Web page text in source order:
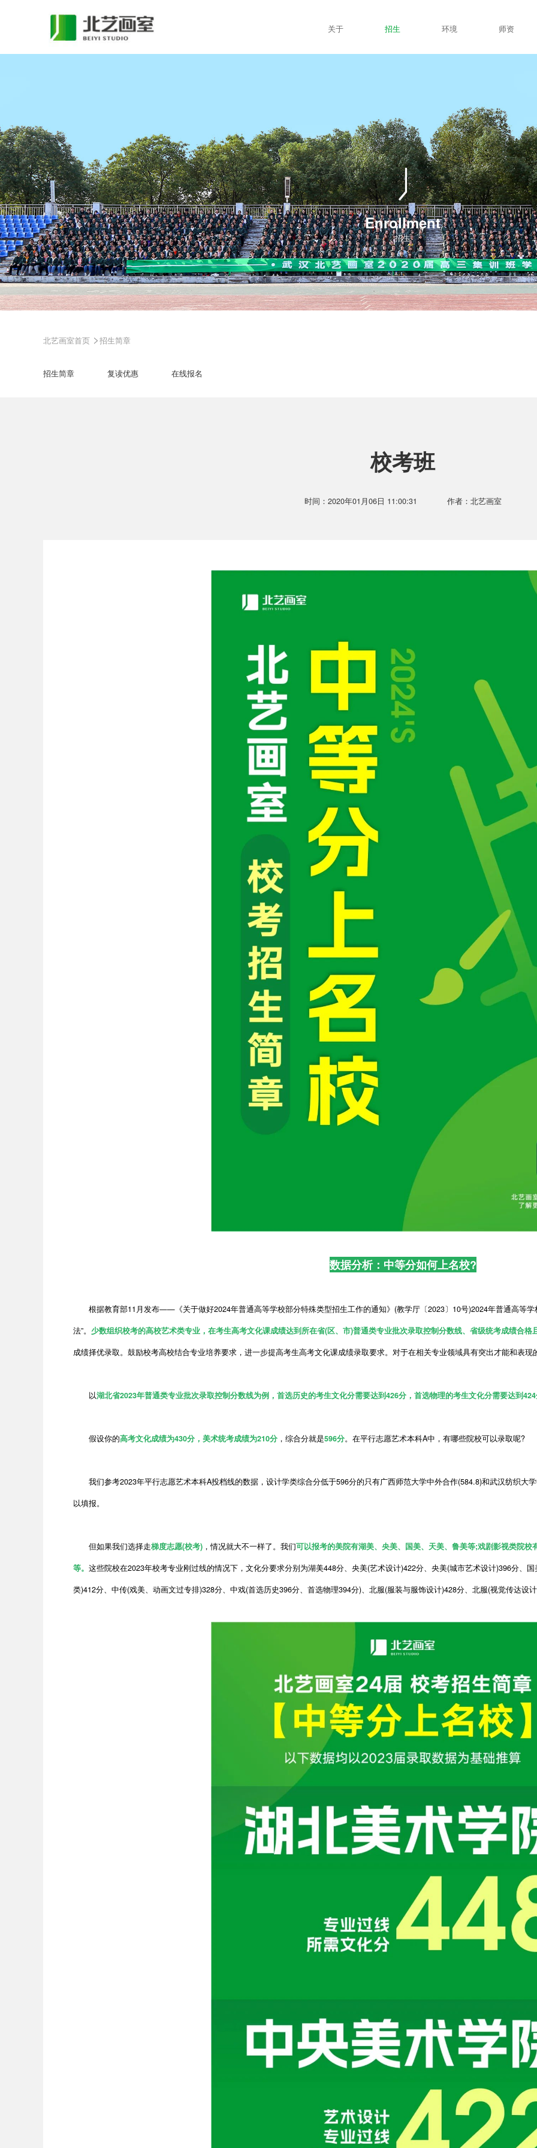
Enrollment
招生
关于 招生 环境 师资
北艺画室首页 >招生简章
招生简章 复读优惠 在线报名
校考班
时间：2020年01月06日 11:00:31 作者：北艺画室
数据分析：中等分如何上名校?
根据教育部11月发布——《关于做好2024年普通高等学校部分特殊类型招生工作的通知》(教学厅〔2023〕10号)2024年普通高等学
法”。 少数组织校考的高校艺术类专业，在考生高考文化课成绩达到所在省(区、市)普通类专业批次录取控制分数线、省级统考成绩合格
成绩择优录取。鼓励校考高校结合专业培养要求，进一步提高考生高考文化课成绩录取要求。对于在相关专业领域具有突出才能和表
以湖北省2023年普通类专业批次录取控制分数线为例，首选历史的考生文化分需要达到426分，首选物理的考生文化分需要达到
假设你的高考文化成绩为430分，美术统考成绩为210分 ，综合分就是596分。在平行志愿艺术本科A中，有哪些院校可以录取呢?
我们参考2023年平行志愿艺术本科A投档线的数据，设计学类综合分低于596分的只有广西师范大学中外合作(584.8)和武汉纺织大
以填报。
但如果我们选择走梯度志愿(校考) ，情况就大不一样了。我们可以报考的美院有湖美、央美、国美、天美、鲁美等;戏剧影视类院
等。 这些院校在2023年校考专业刚过线的情况下，文化分要求分别为湖美448分、央美(艺术设计)422分、央美(城市艺术设计)396分、
类)412分、中传(戏美、动画文过专排)328分、中戏(首选历史396分、首选物理394分)、北服(服装与服饰设计)428分、北服(视觉传达设